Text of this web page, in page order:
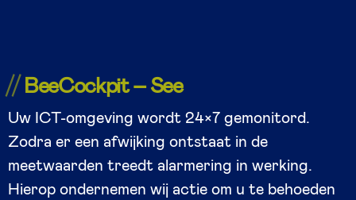
BeeCockpit – See
Uw ICT-omgeving wordt 24×7 gemonitord.
Zodra er een afwijking ontstaat in de
meetwaarden treedt alarmering in werking.
Hierop ondernemen wij actie om u te behoeden